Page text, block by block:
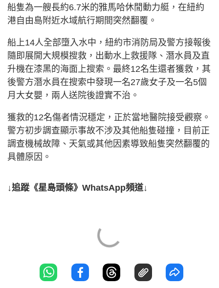
船隻為一艘長約6.7米的雅馬哈休閒動力艇，在紐約
港自由島附近水域航行期間突然翻覆。
船上14人全部墮入水中，紐約市消防局及警方接報後
隨即展開大規模搜救，出動水上救援隊、潛水員及直
升機在漆黑的海面上搜索。最終12名生還者獲救，其
後警方潛水員在搜索中發現一名27歲女子及一名5個
月大女嬰，兩人送院後證實不治。
獲救的12名傷者情況穩定，正於當地醫院接受觀察。
警方初步調查顯示事故不涉及其他船隻碰撞，目前正
調查機械故障、天氣或其他因素導致船隻突然翻覆的
具體原因。
↓追蹤《星島頭條》WhatsApp頻道↓